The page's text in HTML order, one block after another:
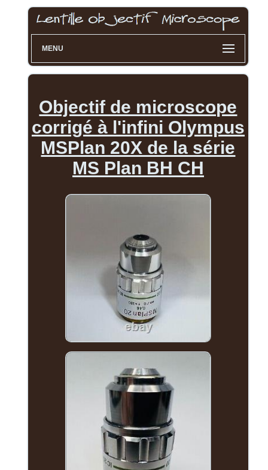
MENU
Objectif de microscope
corrigé à l'infini Olympus
MSPlan 20X de la série
MS Plan BH CH